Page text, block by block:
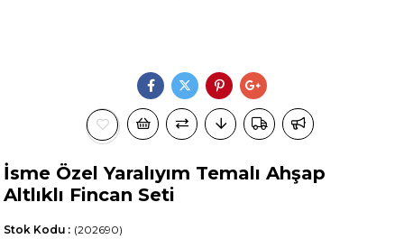
İsme Özel Yaralıyım Temalı Ahşap
Altlıklı Fincan Seti
(202690)
Stok Kodu